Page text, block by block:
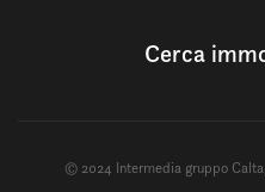
Cerca
© 2024 Intermedia gruppo